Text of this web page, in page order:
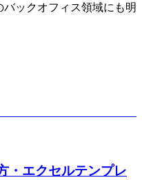
ックオフィス領域にも明
・エクセルテンプレ